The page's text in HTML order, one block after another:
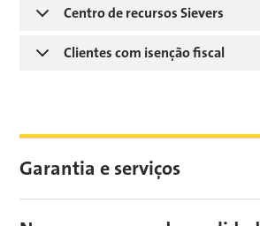
Centro de recursos Sievers
Clientes com isenção fiscal
Garantia e serviços